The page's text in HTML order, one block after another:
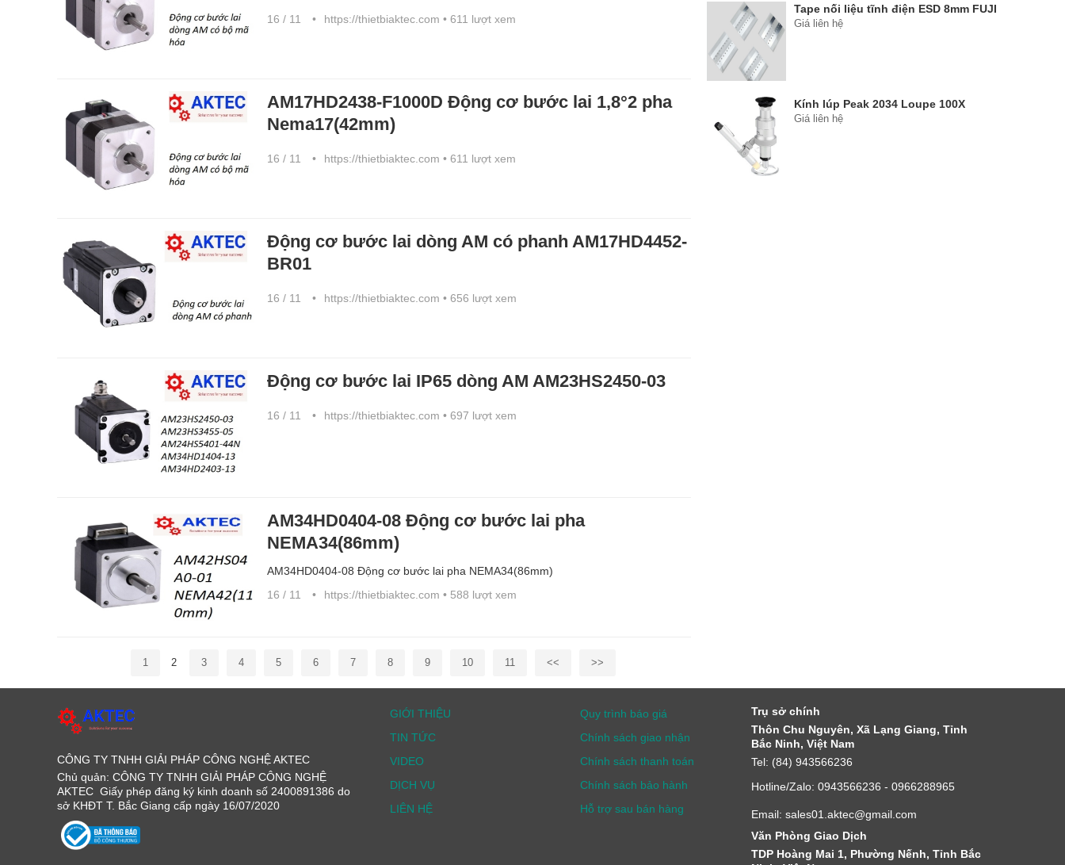
16 / 11 https://thietbiaktec.com • 611 lượt xem
AM17HD2438-F1000D Động cơ bước lai 1,8°2 pha
Nema17(42mm)
16 / 11 https://thietbiaktec.com • 611 lượt xem
Động cơ bước lai dòng AM có phanh AM17HD4452-
BR01
16 / 11 https://thietbiaktec.com • 656 lượt xem
Động cơ bước lai IP65 dòng AM AM23HS2450-03
16 / 11 https://thietbiaktec.com • 697 lượt xem
AM34HD0404-08 Động cơ bước lai pha
NEMA34(86mm)
AM34HD0404-08 Động cơ bước lai pha NEMA34(86mm)
16 / 11
https://thietbiaktec.com • 588 lượt xem
1 2 3 4 5 6 7 8 9 10 11 << >>
Tape nối liệu tĩnh điện ESD 8mm FUJI
Giá liên hệ
Kính lúp Peak 2034 Loupe 100X
Giá liên hệ
CÔNG TY TNHH GIẢI PHÁP CÔNG NGHỆ AKTEC
Chủ quản: CÔNG TY TNHH GIẢI PHÁP CÔNG NGHỆ
AKTEC Giấy phép đăng ký kinh doanh số 2400891386 do
sở KHĐT T. Bắc Giang cấp ngày 16/07/2020
GIỚI THIỆU
TIN TỨC
VIDEO
DỊCH VỤ
LIÊN HỆ
Quy trình báo giá
Chính sách giao nhận
Chính sách thanh toán
Chính sách bảo hành
Hỗ trợ sau bán hàng
Trụ sở chính
Thôn Chu Nguyên, Xã Lạng Giang, Tỉnh
Bắc Ninh, Việt Nam
Tel: (84) 943566236
Hotline/Zalo: 0943566236 - 0966288965
Email: sales01.aktec@gmail.com
Văn Phòng Giao Dịch
TDP Hoàng Mai 1, Phường Nếnh, Tỉnh Bắc